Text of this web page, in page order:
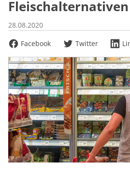
28.08.2020
Facebook
Twitter